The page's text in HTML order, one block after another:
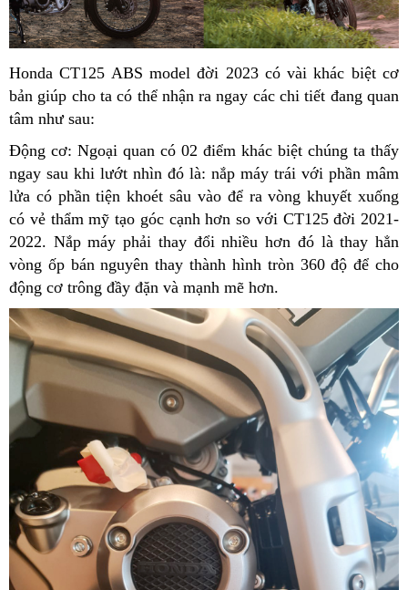
Honda CT125 ABS model đời 2023 có vài khác biệt cơ
bản giúp cho ta có thể nhận ra ngay các chi tiết đang quan
tâm như sau:
Động cơ: Ngoại quan có 02 điểm khác biệt chúng ta thấy
ngay sau khi lướt nhìn đó là: nắp máy trái với phần mâm
lửa có phần tiện khoét sâu vào để ra vòng khuyết xuống
có vẻ thẩm mỹ tạo góc cạnh hơn so với CT125 đời 2021-
2022. Nắp máy phải thay đổi nhiều hơn đó là thay hẳn
vòng ốp bán nguyên thay thành hình tròn 360 độ để cho
động cơ trông đầy đặn và mạnh mẽ hơn.